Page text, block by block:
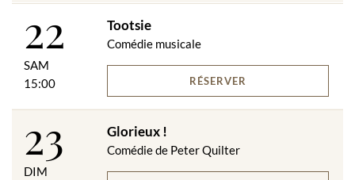
22
SAM
15:00
Tootsie
Comédie musicale
RÉSERVER
23
DIM
Glorieux !
Comédie de Peter Quilter